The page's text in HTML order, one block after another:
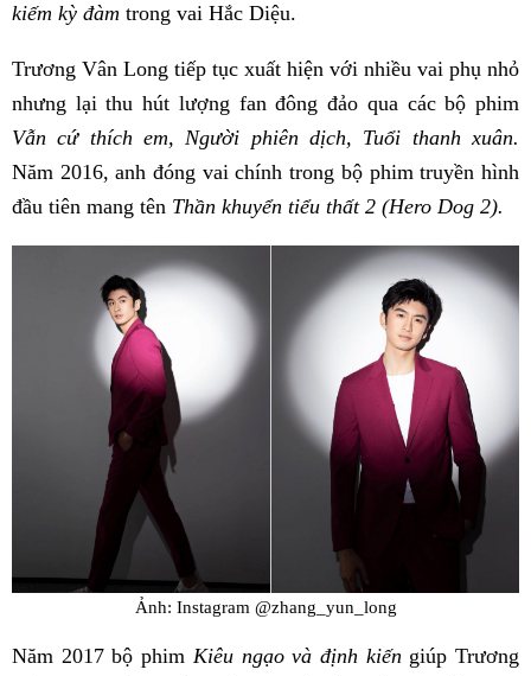
kiếm kỳ đàm trong vai Hắc Diệu.
Trương Vân Long tiếp tục xuất hiện với nhiều vai phụ nhỏ
nhưng lại thu hút lượng fan đông đảo qua các bộ phim
Vẫn cứ thích em, Người phiên dịch, Tuổi thanh xuân.
Năm 2016, anh đóng vai chính trong bộ phim truyền hình
đầu tiên mang tên Thần khuyển tiểu thất 2 (Hero Dog 2).
Ảnh: Instagram @zhang_yun_long
Năm 2017 bộ phim Kiêu ngạo và định kiến giúp Trương